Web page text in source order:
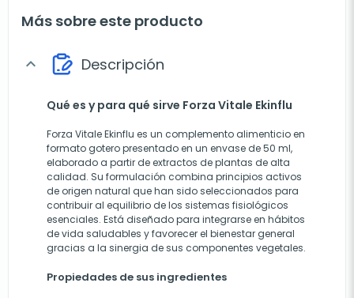
Más sobre este producto
expand_more Descripción
Qué es y para qué sirve Forza Vitale Ekinflu
Forza Vitale Ekinflu es un complemento alimenticio en
formato gotero presentado en un envase de 50 ml,
elaborado a partir de extractos de plantas de alta
calidad. Su formulación combina principios activos
de origen natural que han sido seleccionados para
contribuir al equilibrio de los sistemas fisiológicos
esenciales. Está diseñado para integrarse en hábitos
de vida saludables y favorecer el bienestar general
gracias a la sinergia de sus componentes vegetales.
Propiedades de sus ingredientes